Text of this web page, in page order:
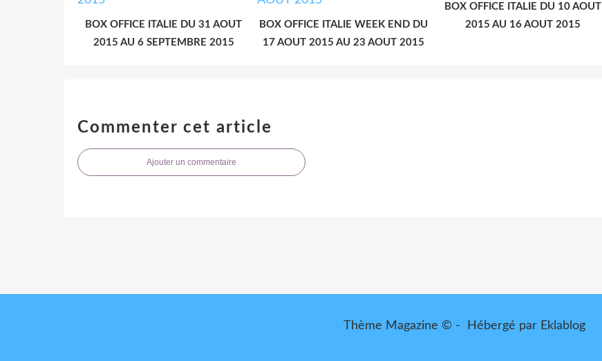
BOX OFFICE ITALIE DU 31 AOUT
2015 AU 6 SEPTEMBRE 2015
BOX OFFICE ITALIE WEEK END DU
17 AOUT 2015 AU 23 AOUT 2015
BOX OFFICE ITALIE DU 10 AOUT
2015 AU 16 AOUT 2015
Commenter cet article
Ajouter un commentaire
Thème Magazine © - Hébergé par Eklablog